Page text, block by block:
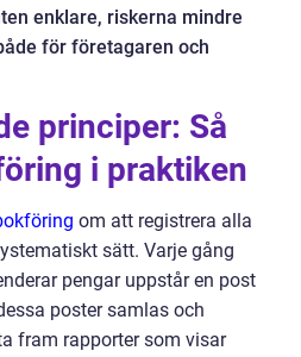
enklare, riskerna mindre
för företagaren och
principer: Så
i praktiken
om att registrera alla
sätt. Varje gång
pengar uppstår en post
poster samlas och
fram rapporter som visar